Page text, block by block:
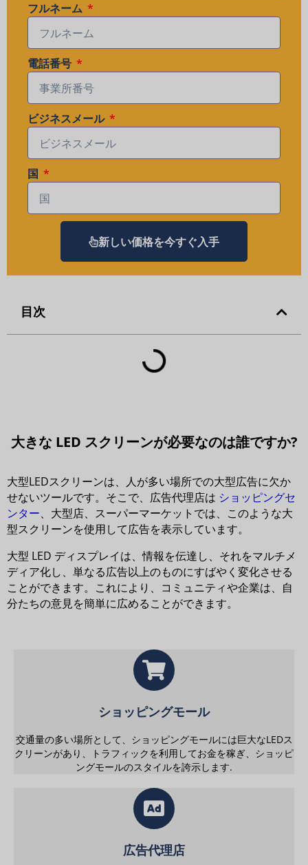
フルネーム
電話番号
ビジネスメール
国
新しい価格を今すぐ入手
目次
大きな LED スクリーンが必要なのは誰ですか?
大型LEDスクリーンは、人が多い場所での大型広告に欠か
せないツールです。そこで、広告代理店は ショッピングセ
ンター、大型店、スーパーマーケットでは、このような大
型スクリーンを使用して広告を表示しています。
大型 LED ディスプレイは、情報を伝達し、それをマルチメ
ディア化し、単なる広告以上のものにすばやく変化させる
ことができます。これにより、コミュニティや企業は、自
分たちの意見を簡単に広めることができます。
ショッピングモール
交通量の多い場所として、ショッピングモールには巨大なLEDス
クリーンがあり、トラフィックを利用してお金を稼ぎ、ショッピ
ングモールのスタイルを誇示します.
広告代理店